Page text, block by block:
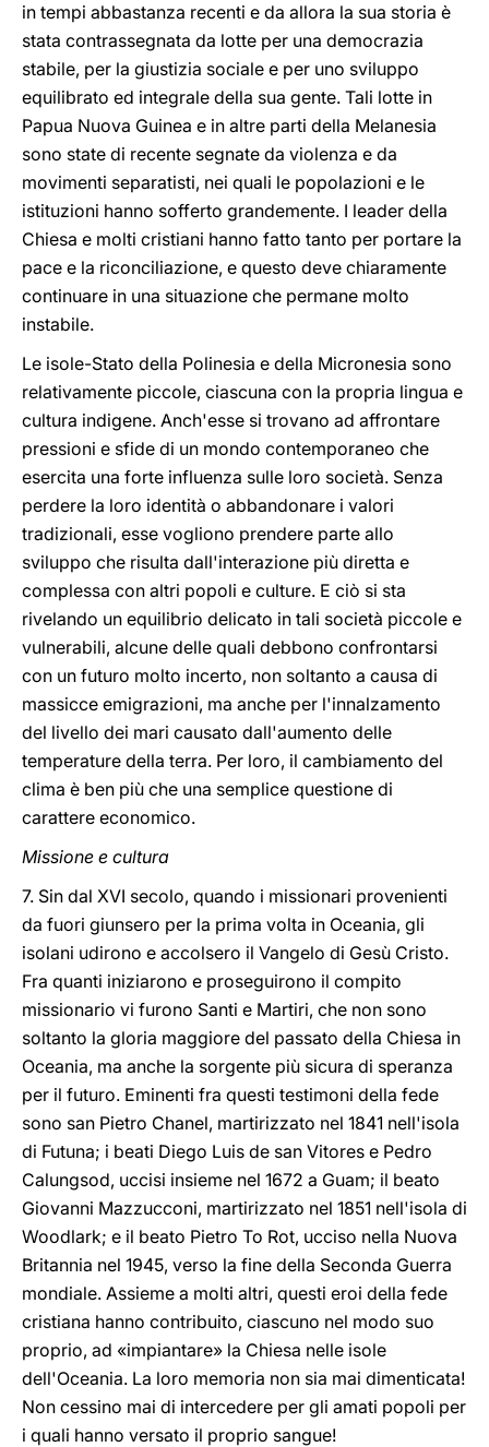
in tempi abbastanza recenti e da allora la sua storia è
stata contrassegnata da lotte per una democrazia
stabile, per la giustizia sociale e per uno sviluppo
equilibrato ed integrale della sua gente. Tali lotte in
Papua Nuova Guinea e in altre parti della Melanesia
sono state di recente segnate da violenza e da
movimenti separatisti, nei quali le popolazioni e le
istituzioni hanno sofferto grandemente. I leader della
Chiesa e molti cristiani hanno fatto tanto per portare la
pace e la riconciliazione, e questo deve chiaramente
continuare in una situazione che permane molto
instabile.
Le isole-Stato della Polinesia e della Micronesia sono
relativamente piccole, ciascuna con la propria lingua e
cultura indigene. Anch'esse si trovano ad affrontare
pressioni e sfide di un mondo contemporaneo che
esercita una forte influenza sulle loro società. Senza
perdere la loro identità o abbandonare i valori
tradizionali, esse vogliono prendere parte allo
sviluppo che risulta dall'interazione più diretta e
complessa con altri popoli e culture. E ciò si sta
rivelando un equilibrio delicato in tali società piccole e
vulnerabili, alcune delle quali debbono confrontarsi
con un futuro molto incerto, non soltanto a causa di
massicce emigrazioni, ma anche per l'innalzamento
del livello dei mari causato dall'aumento delle
temperature della terra. Per loro, il cambiamento del
clima è ben più che una semplice questione di
carattere economico.
Missione e cultura
7. Sin dal XVI secolo, quando i missionari provenienti
da fuori giunsero per la prima volta in Oceania, gli
isolani udirono e accolsero il Vangelo di Gesù Cristo.
Fra quanti iniziarono e proseguirono il compito
missionario vi furono Santi e Martiri, che non sono
soltanto la gloria maggiore del passato della Chiesa in
Oceania, ma anche la sorgente più sicura di speranza
per il futuro. Eminenti fra questi testimoni della fede
sono san Pietro Chanel, martirizzato nel 1841 nell'isola
di Futuna; i beati Diego Luis de san Vitores e Pedro
Calungsod, uccisi insieme nel 1672 a Guam; il beato
Giovanni Mazzucconi, martirizzato nel 1851 nell'isola di
Woodlark; e il beato Pietro To Rot, ucciso nella Nuova
Britannia nel 1945, verso la fine della Seconda Guerra
mondiale. Assieme a molti altri, questi eroi della fede
cristiana hanno contribuito, ciascuno nel modo suo
proprio, ad «impiantare» la Chiesa nelle isole
dell'Oceania. La loro memoria non sia mai dimenticata!
Non cessino mai di intercedere per gli amati popoli per
i quali hanno versato il proprio sangue!